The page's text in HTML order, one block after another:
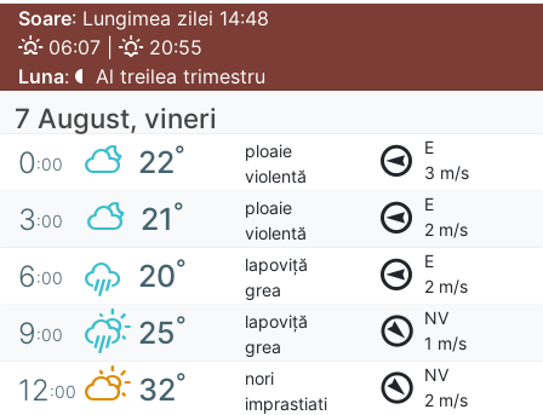
Soare: Lungimea zilei 14:48
06:07 |
20:55
Luna: Al treilea trimestru
7 August, vineri
0:00 22°
ploaie
violentă
E
3 m/s
3:00 21°
ploaie
violentă
E
2 m/s
6:00 20°
lapoviță
grea
E
2 m/s
9:00 25°
lapoviță
grea
NV
1 m/s
12:00 32°
nori
imprastiati
NV
2 m/s